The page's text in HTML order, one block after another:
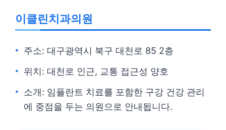
이클린치과의원
주소: 대구광역시 북구 대천로 85 2층
위치: 대천로 인근, 교통 접근성 양호
소개: 임플란트 치료를 포함한 구강 건강 관리
에 중점을 두는 의원으로 안내됩니다.